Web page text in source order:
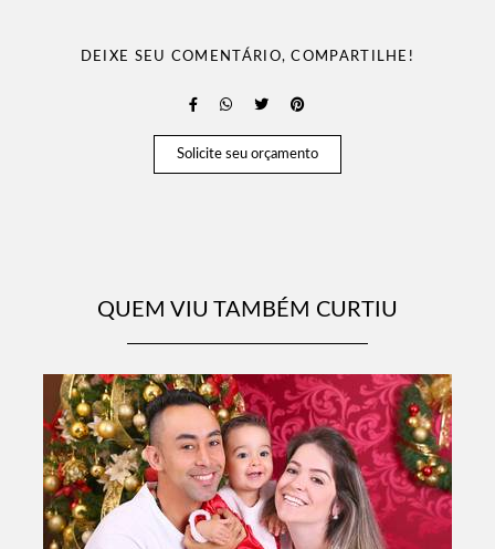
DEIXE SEU COMENTÁRIO, COMPARTILHE!
Solicite seu orçamento
QUEM VIU TAMBÉM CURTIU